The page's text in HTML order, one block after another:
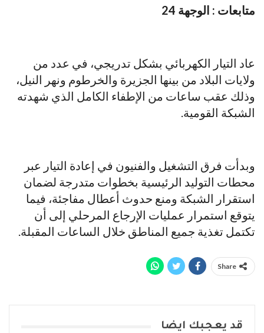
متابعات : الوجهة 24
عاد التيار الكهربائي بشكل تدريجي، في عدد من
ولايات البلاد من بينها الجزيرة والخرطوم ونهر النيل،
وذلك عقب ساعات من الإطفاء الكامل الذي شهدته
الشبكة القومية.
وبدأت فرق التشغيل والفنيون في إعادة التيار عبر
محطات التوليد الرئيسية بخطوات متدرجة لضمان
استقرار الشبكة ومنع حدوث أعطال مفاجئة، فيما
يتوقع استمرار عمليات الإرجاع المرحلي إلى أن
تكتمل تغذية جميع المناطق خلال الساعات المقبلة.
Share
قد يعجبك ايضا